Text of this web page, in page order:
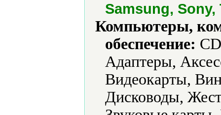
Samsung,
Компьютеры,
обеспечение:
Адаптеры,
Видеокарты,
Дисководы,